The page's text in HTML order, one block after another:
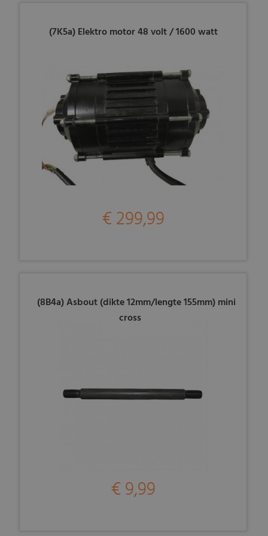
(7K5a) Elektro motor 48 volt / 1600 watt
€ 299,99
(8B4a) Asbout (dikte 12mm/lengte 155mm) mini
cross
€ 9,99